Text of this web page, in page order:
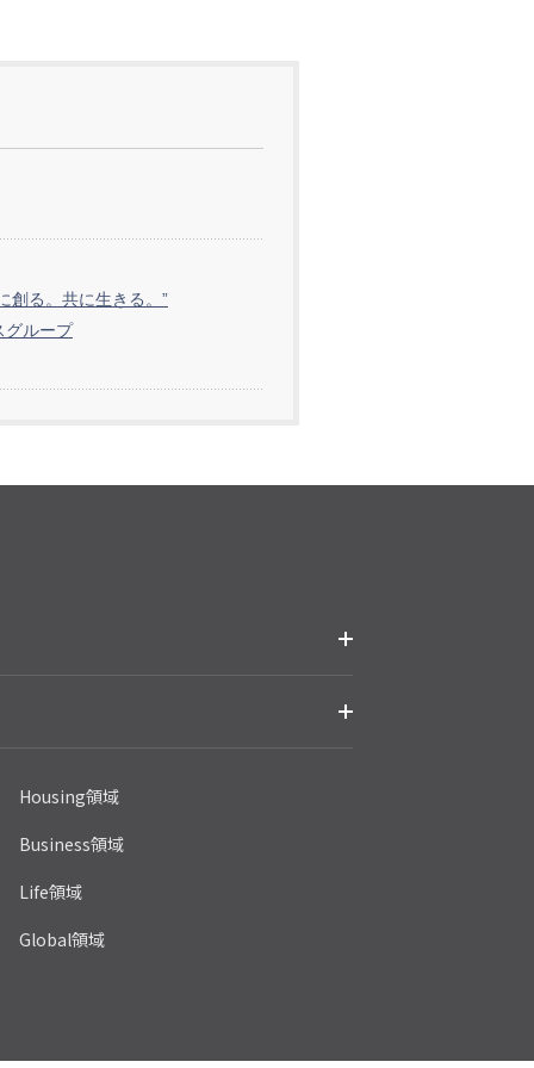
創る。共に生きる。”
グループ
Housing領域
Business領域
Life領域
Global領域